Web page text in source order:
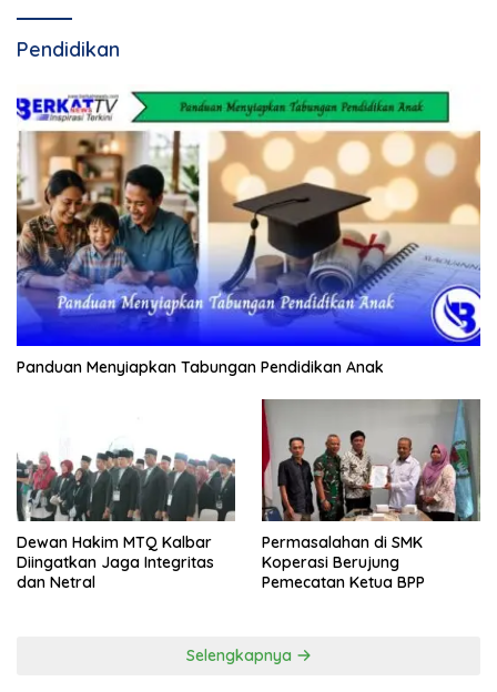
Pendidikan
Panduan Menyiapkan Tabungan Pendidikan Anak
Dewan Hakim MTQ Kalbar
Diingatkan Jaga Integritas
dan Netral
Permasalahan di SMK
Koperasi Berujung
Pemecatan Ketua BPP
Selengkapnya